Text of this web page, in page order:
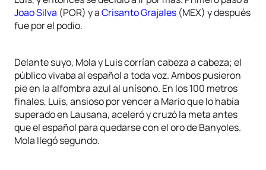
Joao Silva (POR) y aCrisanto Grajales (MEX) y después
fue por el podio.
Delante suyo, Mola y Luis corrían cabeza a cabeza; el
público vivaba al español a toda voz. Ambos pusieron
pie en la alfombra azul al unísono. En los 100 metros
finales, Luis, ansioso por vencer a Mario que lo había
superado en Lausana, aceleró y cruzó la meta antes
que el español para quedarse con el oro de Banyoles.
Mola llegó segundo.